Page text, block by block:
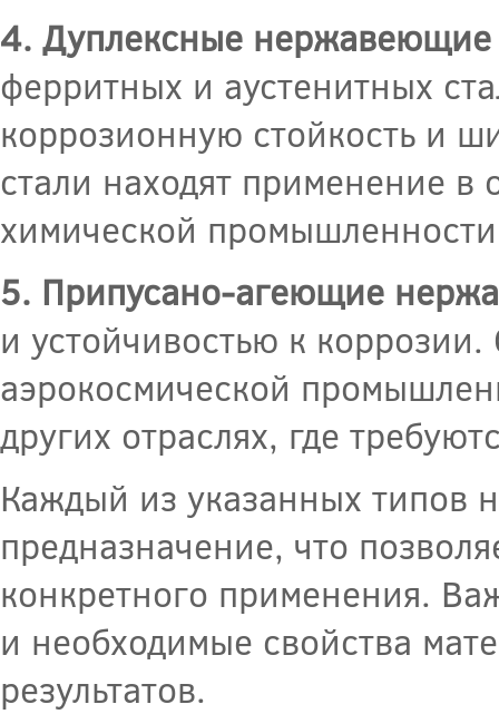
4. Дуплексные нержавеющие
ферритных и аустенитных
коррозионную стойкость и
стали находят применение
химической
5. Припусано-агеющие
и устойчивостью к
аэрокосмической
других отраслях, где
Каждый из указанных типов
предназначение, что
конкретного применения.
и необходимые свойства
результатов.